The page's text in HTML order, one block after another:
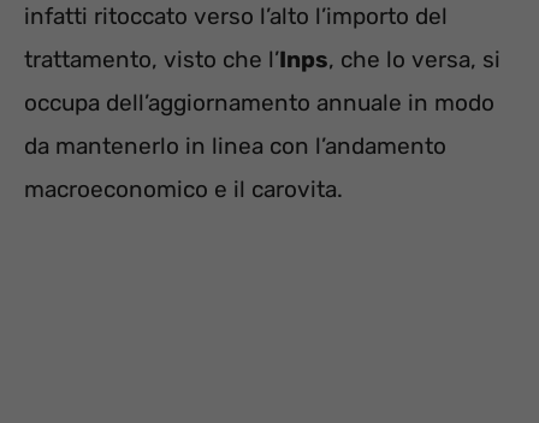
infatti ritoccato verso l’alto l’importo del
trattamento, visto che l’Inps, che lo versa, si
occupa dell’aggiornamento annuale in modo
da mantenerlo in linea con l’andamento
macroeconomico e il carovita.